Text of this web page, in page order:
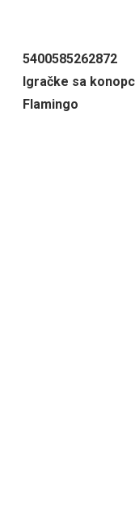
5400585262872
Igračke sa
Flamingo